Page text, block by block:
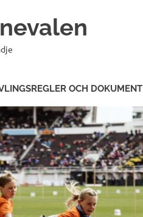
OCH DOKUMENT